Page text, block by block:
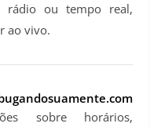
rádio ou tempo real,
ao vivo.
sobre horários,